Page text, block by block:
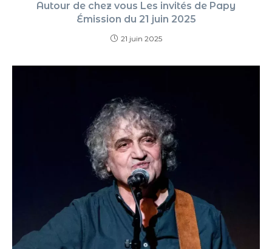
Autour de chez vous Les invités de Papy
Émission du 21 juin 2025
21 juin 2025